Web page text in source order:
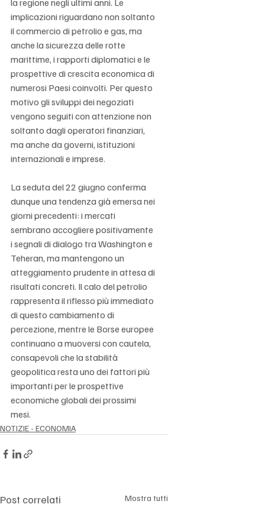
implicazioni riguardano non soltanto
il commercio di petrolio e gas, ma
anche la sicurezza delle rotte
marittime, i rapporti diplomatici e le
prospettive di crescita economica di
numerosi Paesi coinvolti. Per questo
motivo gli sviluppi dei negoziati
vengono seguiti con attenzione non
soltanto dagli operatori finanziari,
ma anche da governi, istituzioni
internazionali e imprese.
La seduta del 22 giugno conferma
dunque una tendenza già emersa nei
giorni precedenti: i mercati
sembrano accogliere positivamente
i segnali di dialogo tra Washington e
Teheran, ma mantengono un
atteggiamento prudente in attesa di
risultati concreti. Il calo del petrolio
rappresenta il riflesso più immediato
di questo cambiamento di
percezione, mentre le Borse europee
continuano a muoversi con cautela,
consapevoli che la stabilità
geopolitica resta uno dei fattori più
importanti per le prospettive
economiche globali dei prossimi
mesi.
NOTIZIE - ECONOMIA
Post correlati Mostra tutti